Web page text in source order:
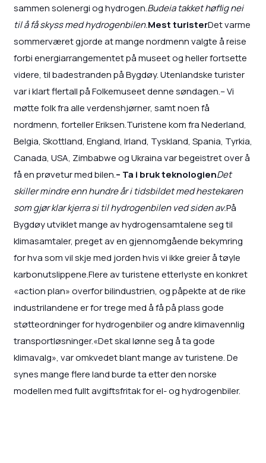
sammen solenergi og hydrogen.Budeia takket høflig nei
til å få skyss med hydrogenbilen.Mest turisterDet varme
sommerværet gjorde at mange nordmenn valgte å reise
forbi energiarrangementet på museet og heller fortsette
videre, til badestranden på Bygdøy. Utenlandske turister
var i klart flertall på Folkemuseet denne søndagen.– Vi
møtte folk fra alle verdenshjørner, samt noen få
nordmenn, forteller Eriksen.Turistene kom fra Nederland,
Belgia, Skottland, England, Irland, Tyskland, Spania, Tyrkia,
Canada, USA, Zimbabwe og Ukraina var begeistret over å
få en prøvetur med bilen.– Ta i bruk teknologienDet
skiller mindre enn hundre år i tidsbildet med hestekaren
som gjør klar kjerra si til hydrogenbilen ved siden av.På
Bygdøy utviklet mange av hydrogensamtalene seg til
klimasamtaler, preget av en gjennomgående bekymring
for hva som vil skje med jorden hvis vi ikke greier å tøyle
karbonutslippene.Flere av turistene etterlyste en konkret
«action plan» overfor bilindustrien, og påpekte at de rike
industrilandene er for trege med å få på plass gode
støtteordninger for hydrogenbiler og andre klimavennlig
transportløsninger.«Det skal lønne seg å ta gode
klimavalg», var omkvedet blant mange av turistene. De
synes mange flere land burde ta etter den norske
modellen med fullt avgiftsfritak for el- og hydrogenbiler.